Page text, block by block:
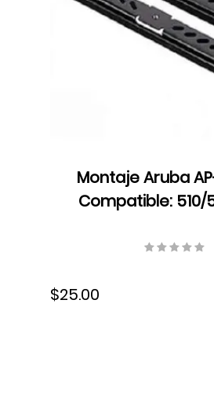
Montaje Aruba
Compatible: 510/
$25.00